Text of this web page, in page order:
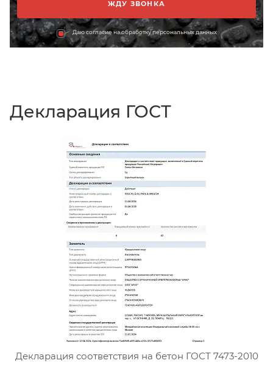
Даю согласие на обработку персональных данных
Декларация ГОСТ
Сертификат соответствия
Декларация соответствия на бетон ГОСТ 7473-2010